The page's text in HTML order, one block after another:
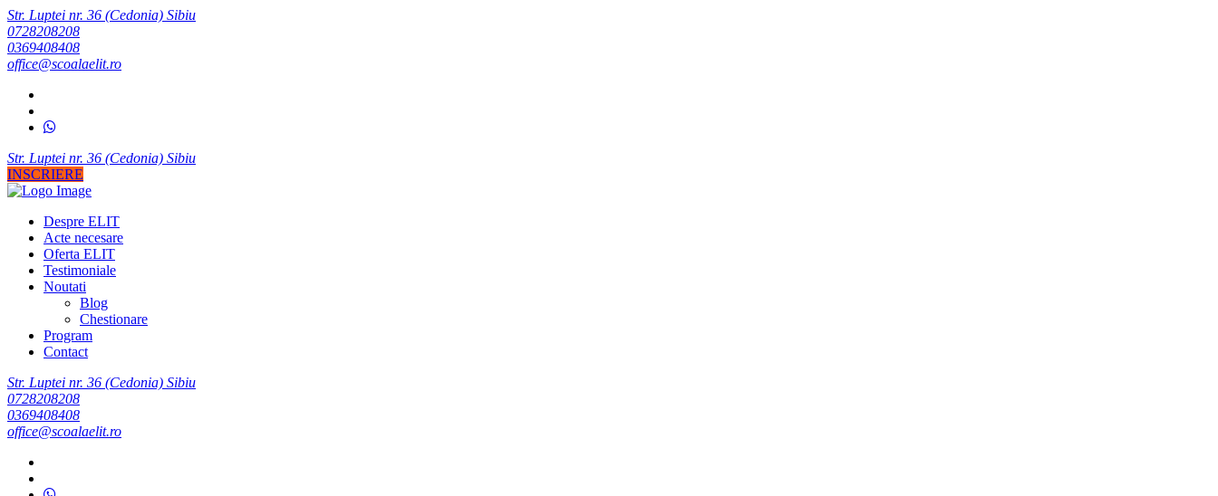
Str. Luptei nr. 36 (Cedonia) Sibiu
0728208208
0369408408
office@scoalaelit.ro
Str. Luptei nr. 36 (Cedonia) Sibiu
INSCRIERE
Despre ELIT
Acte necesare
Oferta ELIT
Testimoniale
Noutati
Blog
Chestionare
Program
Contact
Str. Luptei nr. 36 (Cedonia) Sibiu
0728208208
0369408408
office@scoalaelit.ro